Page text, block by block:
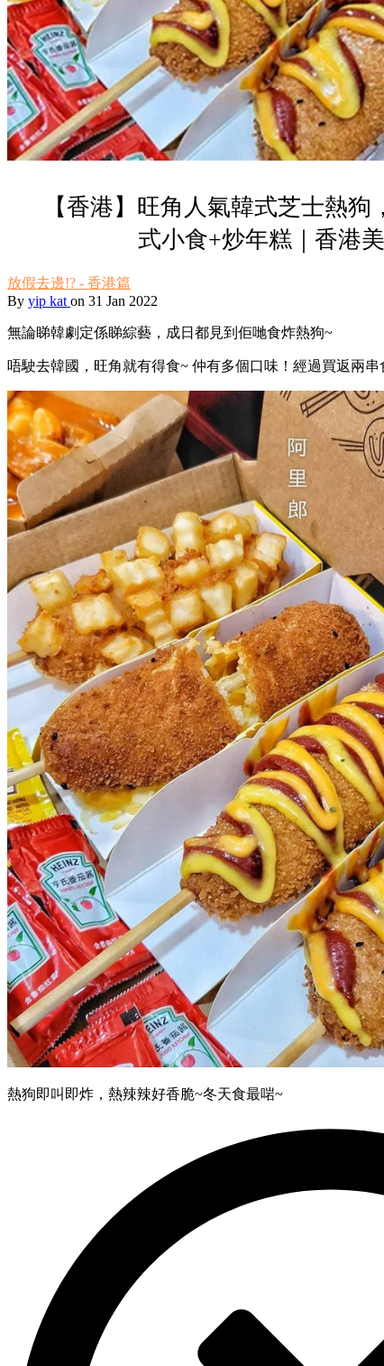
【香港】旺角人氣韓式芝士熱
式小食+炒年糕｜香港
放假去邊!? - 香港篇
By yip kat on 31 Jan 2022
無論睇韓劇定係睇綜藝，成日都見到佢哋食炸熱狗~
唔駛去韓國，旺角就有得食~ 仲有多個口味！經過買返兩
熱狗即叫即炸，熱辣辣好香脆~冬天食最啱~